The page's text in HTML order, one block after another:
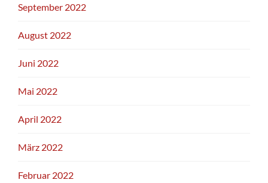
September 2022
August 2022
Juni 2022
Mai 2022
April 2022
März 2022
Februar 2022